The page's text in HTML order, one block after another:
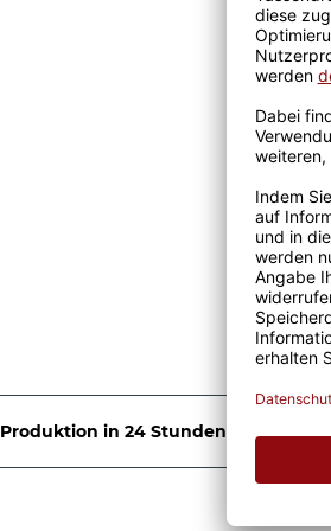
Produktion in 24 Stunden